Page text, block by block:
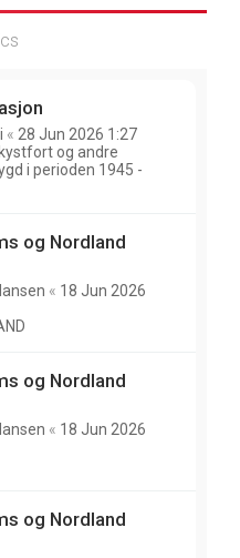
« 28 Jun 2026 1:27
og andre
i perioden 1945 -
og Nordland
« 18 Jun 2026
og Nordland
« 18 Jun 2026
og Nordland